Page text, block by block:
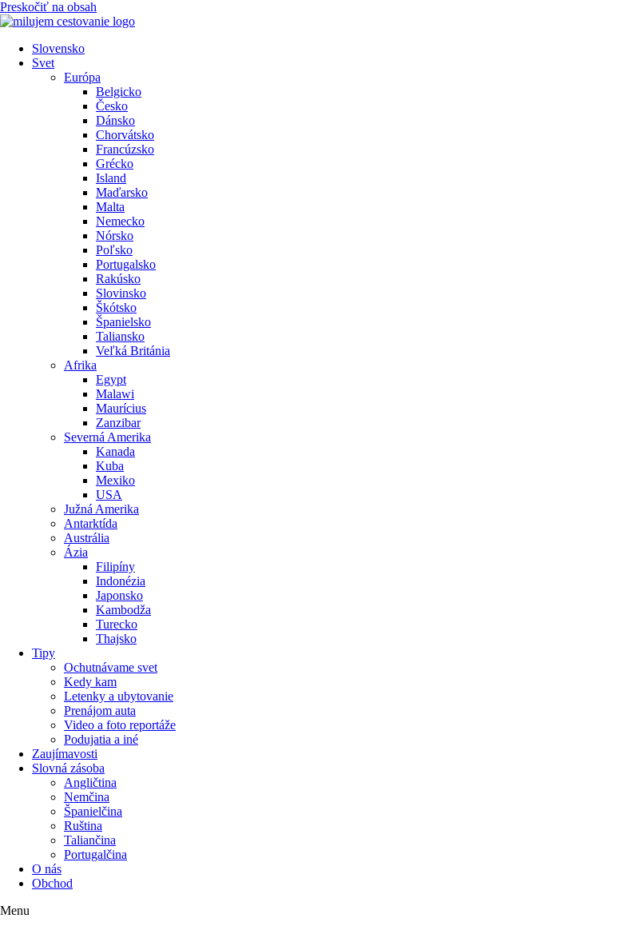
Preskočiť na obsah
Slovensko
Svet
Európa
Belgicko
Česko
Dánsko
Chorvátsko
Francúzsko
Grécko
Island
Maďarsko
Malta
Nemecko
Nórsko
Poľsko
Portugalsko
Rakúsko
Slovinsko
Škótsko
Španielsko
Taliansko
Veľká Británia
Afrika
Egypt
Malawi
Maurícius
Zanzibar
Severná Amerika
Kanada
Kuba
Mexiko
USA
Južná Amerika
Antarktída
Austrália
Ázia
Filipíny
Indonézia
Japonsko
Kambodža
Turecko
Thajsko
Tipy
Ochutnávame svet
Kedy kam
Letenky a ubytovanie
Prenájom auta
Video a foto reportáže
Podujatia a iné
Zaujímavosti
Slovná zásoba
Angličtina
Nemčina
Španielčina
Ruština
Taliančina
Portugalčina
O nás
Obchod
Menu